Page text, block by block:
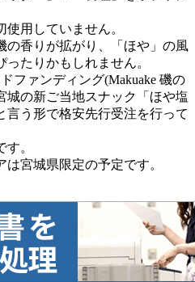
用していません。
の香りが拡がり、「ほや」の風
ったりかもしれません。
ファンディング(Makuake 磯の
城の新ご当地スナック「ほや塩
言う形で格安先行受注を行って
。
宮城県限定の予定です。